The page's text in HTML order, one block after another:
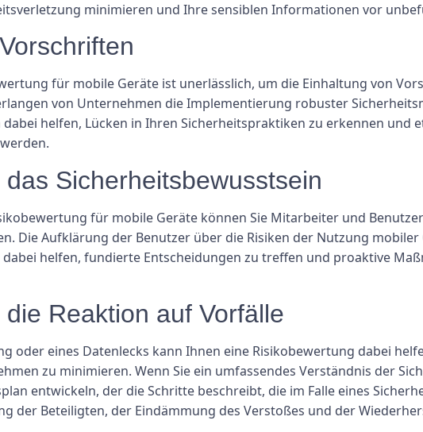
minimieren und Ihre sensiblen Informationen vor
für mobile Geräte ist unerlässlich, um die Einhaltung von
von Unternehmen die Implementierung robuster
helfen, Lücken in Ihren Sicherheitspraktiken zu erkennen und
Sicherheitsbewusstsein
für mobile Geräte können Sie Mitarbeiter und
Die Aufklärung der Benutzer über die Risiken der Nutzung
helfen, fundierte Entscheidungen zu treffen und proaktive
Reaktion auf Vorfälle
oder eines Datenlecks kann Ihnen eine Risikobewertung dabei
zu minimieren. Wenn Sie ein umfassendes Verständnis der
entwickeln, der die Schritte beschreibt, die im Falle eines
der Beteiligten, der Eindämmung des Verstoßes und der